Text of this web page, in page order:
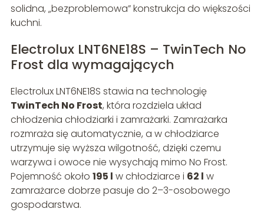
solidna, „bezproblemowa” konstrukcja do większości
kuchni.
Electrolux LNT6NE18S – TwinTech No
Frost dla wymagających
Electrolux LNT6NE18S stawia na technologię
TwinTech No Frost, która rozdziela układ
chłodzenia chłodziarki i zamrażarki. Zamrażarka
rozmraża się automatycznie, a w chłodziarce
utrzymuje się wyższa wilgotność, dzięki czemu
warzywa i owoce nie wysychają mimo No Frost.
Pojemność około 195 l w chłodziarce i 62 l w
zamrażarce dobrze pasuje do 2–3-osobowego
gospodarstwa.